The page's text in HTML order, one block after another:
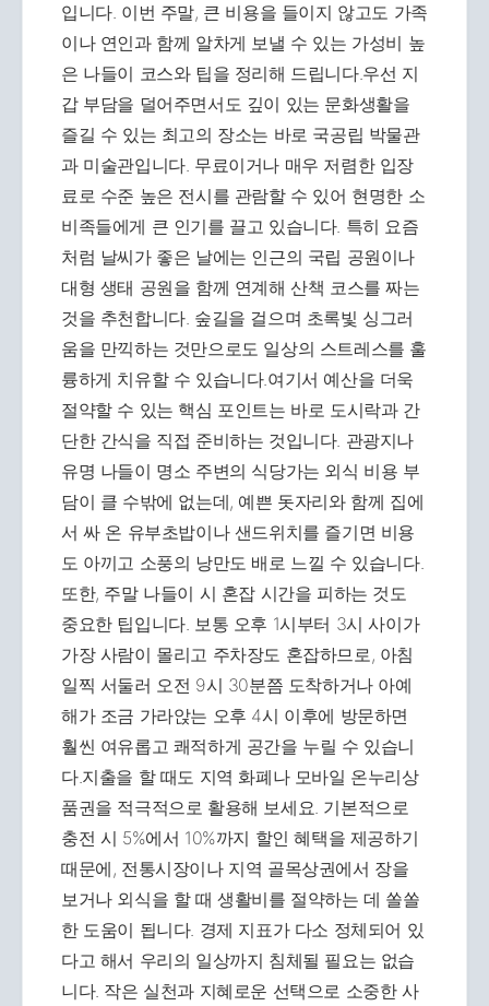
입니다. 이번 주말, 큰 비용을 들이지 않고도 가족
이나 연인과 함께 알차게 보낼 수 있는 가성비 높
은 나들이 코스와 팁을 정리해 드립니다.우선 지
갑 부담을 덜어주면서도 깊이 있는 문화생활을
즐길 수 있는 최고의 장소는 바로 국공립 박물관
과 미술관입니다. 무료이거나 매우 저렴한 입장
료로 수준 높은 전시를 관람할 수 있어 현명한 소
비족들에게 큰 인기를 끌고 있습니다. 특히 요즘
처럼 날씨가 좋은 날에는 인근의 국립 공원이나
대형 생태 공원을 함께 연계해 산책 코스를 짜는
것을 추천합니다. 숲길을 걸으며 초록빛 싱그러
움을 만끽하는 것만으로도 일상의 스트레스를 훌
륭하게 치유할 수 있습니다.여기서 예산을 더욱
절약할 수 있는 핵심 포인트는 바로 도시락과 간
단한 간식을 직접 준비하는 것입니다. 관광지나
유명 나들이 명소 주변의 식당가는 외식 비용 부
담이 클 수밖에 없는데, 예쁜 돗자리와 함께 집에
서 싸 온 유부초밥이나 샌드위치를 즐기면 비용
도 아끼고 소풍의 낭만도 배로 느낄 수 있습니다.
또한, 주말 나들이 시 혼잡 시간을 피하는 것도
중요한 팁입니다. 보통 오후 1시부터 3시 사이가
가장 사람이 몰리고 주차장도 혼잡하므로, 아침
일찍 서둘러 오전 9시 30분쯤 도착하거나 아예
해가 조금 가라앉는 오후 4시 이후에 방문하면
훨씬 여유롭고 쾌적하게 공간을 누릴 수 있습니
다.지출을 할 때도 지역 화폐나 모바일 온누리상
품권을 적극적으로 활용해 보세요. 기본적으로
충전 시 5%에서 10%까지 할인 혜택을 제공하기
때문에, 전통시장이나 지역 골목상권에서 장을
보거나 외식을 할 때 생활비를 절약하는 데 쏠쏠
한 도움이 됩니다. 경제 지표가 다소 정체되어 있
다고 해서 우리의 일상까지 침체될 필요는 없습
니다. 작은 실천과 지혜로운 선택으로 소중한 사